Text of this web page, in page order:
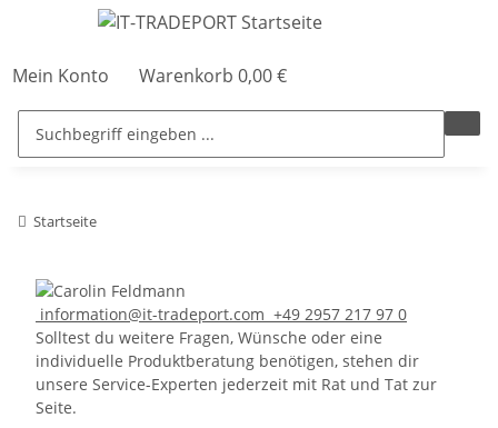
Mein Konto Warenkorb 0,00 €
Startseite
information@it-tradeport.com +49 2957 217 97 0
Solltest du weitere Fragen, Wünsche oder eine
individuelle Produktberatung benötigen, stehen dir
unsere Service-Experten jederzeit mit Rat und Tat zur
Seite.